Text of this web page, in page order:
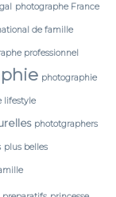
photographe France
de famille
professionnel
photographie
lifestyle
phototgraphers
plus belles